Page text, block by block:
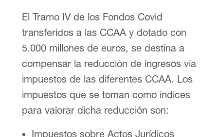
El Tramo IV de los Fondos Covid
transferidos a las CCAA y dotado con
5.000 millones de euros, se destina a
compensar la reducción de ingresos vía
impuestos de las diferentes CCAA. Los
impuestos que se toman como índices
para valorar dicha reducción son:
Impuestos sobre Actos Jurídicos